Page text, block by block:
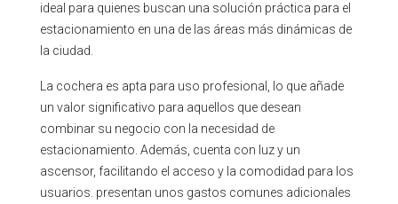
ideal para quienes buscan una solución práctica para el
estacionamiento en una de las áreas más dinámicas de
la ciudad.
La cochera es apta para uso profesional, lo que añade
un valor significativo para aquellos que desean
combinar su negocio con la necesidad de
estacionamiento. Además, cuenta con luz y un
ascensor, facilitando el acceso y la comodidad para los
usuarios. presentan unos gastos comunes adicionales